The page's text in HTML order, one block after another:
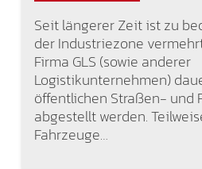
Seit längerer Zeit ist zu
der Industriezone
Firma GLS (sowie anderer
Logistikunternehmen)
öffentlichen Straßen- und
abgestellt werden.
Fahrzeuge…